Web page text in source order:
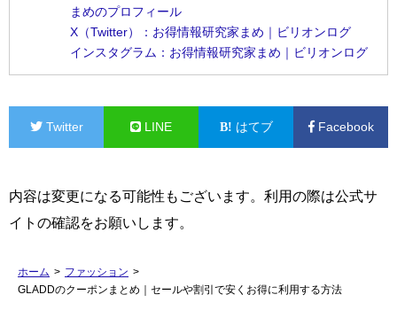
まめのプロフィール
X（Twitter）：お得情報研究家まめ｜ビリオンログ
インスタグラム：お得情報研究家まめ｜ビリオンログ
Twitter LINE はてブ Facebook
内容は変更になる可能性もございます。利用の際は公式サ
イトの確認をお願いします。
ホーム > ファッション >
GLADDのクーポンまとめ｜セールや割引で安くお得に利用する方法